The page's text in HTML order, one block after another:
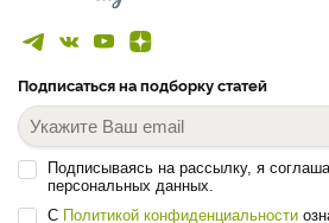
Подписаться на подборку статей
Подписываясь на рассылку, я
персональных данных.
С Политикой конфиденциальности